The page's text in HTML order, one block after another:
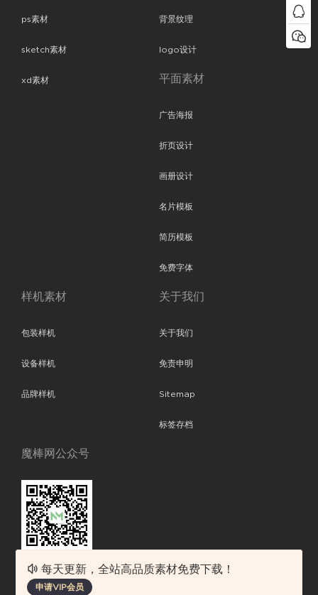
ps素材
sketch素材
xd素材
背景纹理
logo设计
平面素材
广告海报
折页设计
画册设计
名片模板
简历模板
免费字体
样机素材
包装样机
设备样机
品牌样机
关于我们
关于我们
免责申明
Sitemap
标签存档
魔棒网公众号
魔棒网提供优质设计模板下载，分享优秀的设计。素材包含了APP设计、
每天更新，全站高品质素材免费下载！
申请VIP会员